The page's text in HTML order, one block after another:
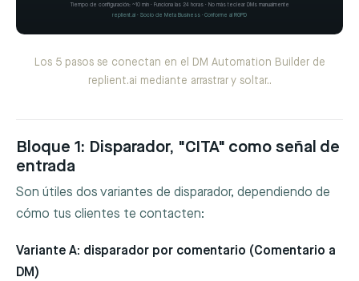
Tiempo de configuración: ~10 min · Funciona las 24 horas · No más teclear DMs manualmente
replient.ai · Socio de Meta Business · Conforme al RGPD
Los 5 pasos se conectan en el DM Automation Builder de
replient.ai mediante arrastrar y soltar..
Bloque 1: Disparador, "CITA" como señal de
entrada
Son útiles dos variantes de disparador, dependiendo de
cómo tus clientes te contacten:
Variante A: disparador por comentario (Comentario a
DM)